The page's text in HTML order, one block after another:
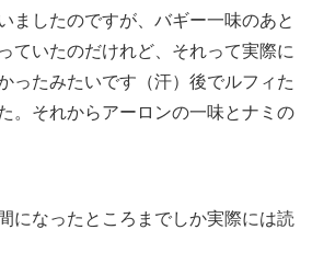
ましたのですが、バギー一味のあと
ていたのだけれど、それって実際に
ったみたいです（汗）後でルフィた
。それからアーロンの一味とナミの
になったところまでしか実際には読